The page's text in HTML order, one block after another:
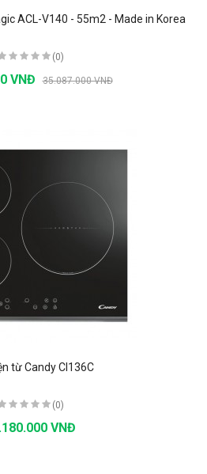
ACL-V140 - 55m2 - Made in Korea
(0)
VNĐ 35.087.000 VNĐ
từ Candy CI136C
(0)
VNĐ